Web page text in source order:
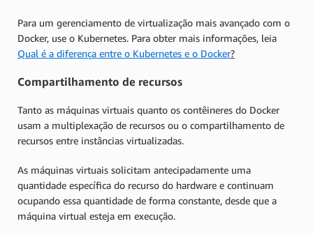
Para um gerenciamento de virtualização mais avançado com o
Docker, use o Kubernetes. Para obter mais informações, leia
Qual é a diferença entre o Kubernetes e o Docker?
Compartilhamento de recursos
Tanto as máquinas virtuais quanto os contêineres do Docker
usam a multiplexação de recursos ou o compartilhamento de
recursos entre instâncias virtualizadas.
As máquinas virtuais solicitam antecipadamente uma
quantidade específica do recurso do hardware e continuam
ocupando essa quantidade de forma constante, desde que a
máquina virtual esteja em execução.